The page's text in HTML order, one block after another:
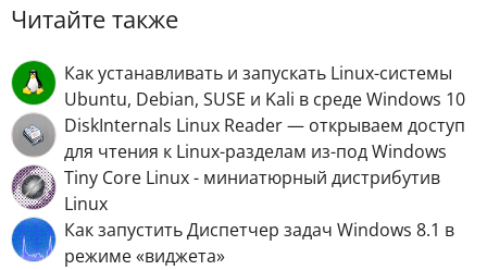
Читайте также
Как устанавливать и запускать Linux-системы
Ubuntu, Debian, SUSE и Kali в среде Windows 10
DiskInternals Linux Reader — открываем доступ
для чтения к Linux-разделам из-под Windows
Tiny Core Linux - миниатюрный дистрибутив
Linux
Как запустить Диспетчер задач Windows 8.1 в
режиме «виджета»